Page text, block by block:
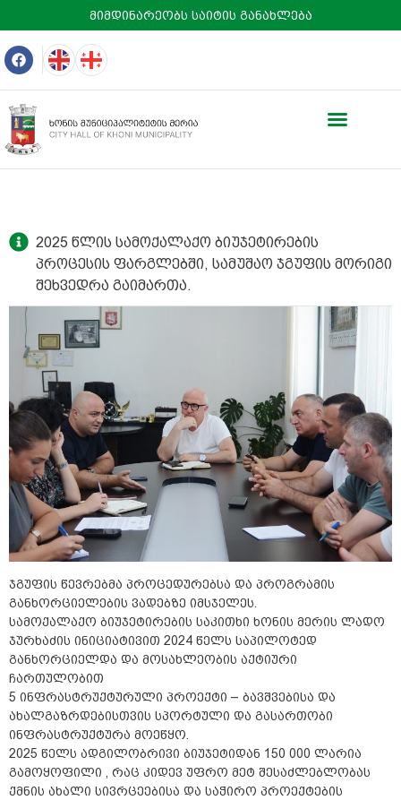
მიმდინარეობს საიტის განახლება
2025 წლის სამოქალაქო ბიუჯეტირების
პროცესის ფარგლებში, სამუშაო ჯგუფის მორიგი
შეხვედრა გაიმართა.
ჯგუფის წევრებმა პროცედურებსა და პროგრამის
განხორციელების ვადებზე იმსჯელეს.
სამოქალაქო ბიუჯეტირების საკითხი ხონის მერის ლადო
ჯურხაძის ინიციატივით 2024 წელს საპილოტედ
განხორციელდა და მოსახლეობის აქტიური
ჩართულობით
5 ინფრასტრუქტურული პროექტი – ბავშვებისა და
ახალგაზრდებისთვის სპორტული და გასართობი
ინფრასტრუქტურა მოეწყო.
2025 წელს ადგილობრივი ბიუჯეტიდან 150 000 ლარია
გამოყოფილი , რაც კიდევ უფრო მეტ შესაძლებლობას
ქმნის ახალი სივრცეებისა და საჭირო პროექტების